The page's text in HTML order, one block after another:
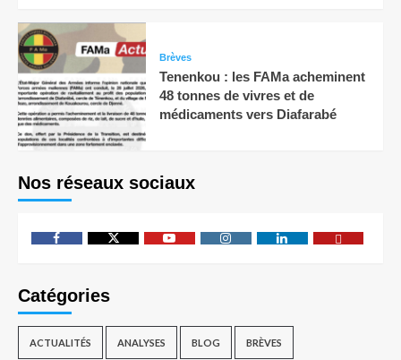
Brèves
Tenenkou : les FAMa acheminent
48 tonnes de vivres et de
médicaments vers Diafarabé
Nos réseaux sociaux
Catégories
ACTUALITÉS ANALYSES BLOG BRÈVES